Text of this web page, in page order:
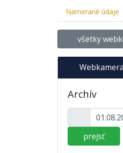
Namerané údaje
všetky
Archív
prejsť